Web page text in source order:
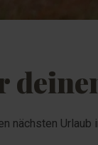
nächsten